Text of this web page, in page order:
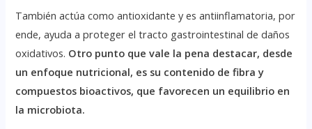
También actúa como antioxidante y es antiinflamatoria, por
ende, ayuda a proteger el tracto gastrointestinal de daños
oxidativos. Otro punto que vale la pena destacar, desde
un enfoque nutricional, es su contenido de fibra y
compuestos bioactivos, que favorecen un equilibrio en
la microbiota.